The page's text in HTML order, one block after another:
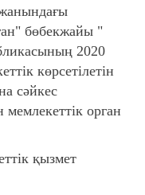
бөбекжайы "
2020
көрсетілетін
сәйкес
мемлекеттік орган
қызмет